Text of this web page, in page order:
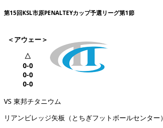
第15回KSL市原PENALTEYカップ予選リーグ第1節
＜アウェー＞
△
0-0
0-0
0-0
VS 東邦チタニウム
リアンビレッジ矢板（とちぎフットボールセンター）